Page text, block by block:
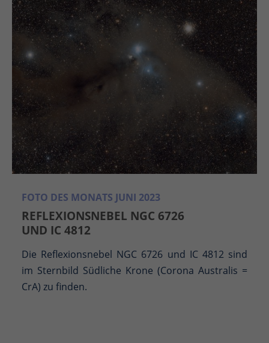
FOTO DES MONATS JUNI 2023
REFLEXIONSNEBEL NGC 6726
UND IC 4812
Die Reflexionsnebel NGC 6726 und IC 4812 sind
im Sternbild Südliche Krone (Corona Australis =
CrA) zu finden.